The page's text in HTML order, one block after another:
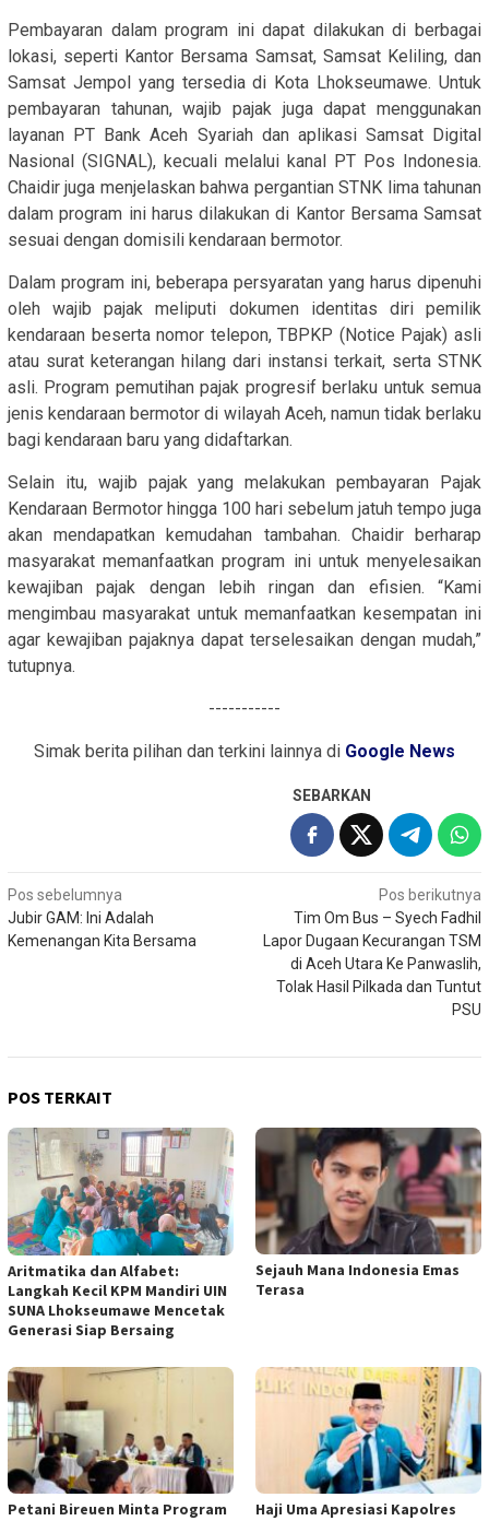
Pembayaran dalam program ini dapat dilakukan di berbagai
lokasi, seperti Kantor Bersama Samsat, Samsat Keliling, dan
Samsat Jempol yang tersedia di Kota Lhokseumawe. Untuk
pembayaran tahunan, wajib pajak juga dapat menggunakan
layanan PT Bank Aceh Syariah dan aplikasi Samsat Digital
Nasional (SIGNAL), kecuali melalui kanal PT Pos Indonesia.
Chaidir juga menjelaskan bahwa pergantian STNK lima tahunan
dalam program ini harus dilakukan di Kantor Bersama Samsat
sesuai dengan domisili kendaraan bermotor.
Dalam program ini, beberapa persyaratan yang harus dipenuhi
oleh wajib pajak meliputi dokumen identitas diri pemilik
kendaraan beserta nomor telepon, TBPKP (Notice Pajak) asli
atau surat keterangan hilang dari instansi terkait, serta STNK
asli. Program pemutihan pajak progresif berlaku untuk semua
jenis kendaraan bermotor di wilayah Aceh, namun tidak berlaku
bagi kendaraan baru yang didaftarkan.
Selain itu, wajib pajak yang melakukan pembayaran Pajak
Kendaraan Bermotor hingga 100 hari sebelum jatuh tempo juga
akan mendapatkan kemudahan tambahan. Chaidir berharap
masyarakat memanfaatkan program ini untuk menyelesaikan
kewajiban pajak dengan lebih ringan dan efisien. “Kami
mengimbau masyarakat untuk memanfaatkan kesempatan ini
agar kewajiban pajaknya dapat terselesaikan dengan mudah,”
tutupnya.
-----------
Simak berita pilihan dan terkini lainnya di Google News
SEBARKAN
Navigasi
pos
Pos sebelumnya
Jubir GAM: Ini Adalah
Kemenangan Kita Bersama
Pos berikutnya
Tim Om Bus – Syech Fadhil
Lapor Dugaan Kecurangan TSM
di Aceh Utara Ke Panwaslih,
Tolak Hasil Pilkada dan Tuntut
PSU
POS TERKAIT
Aritmatika dan Alfabet:
Langkah Kecil KPM Mandiri UIN
SUNA Lhokseumawe Mencetak
Generasi Siap Bersaing
Sejauh Mana Indonesia Emas
Terasa
Petani Bireuen Minta Program
Haji Uma Apresiasi Kapolres